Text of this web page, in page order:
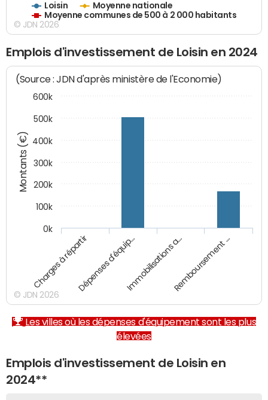
Loisin
Moyenne nationale
Moyenne communes de 500 à 2 000 habitants
© JDN 2026
Emplois d'investissement de Loisin en 2024
Montants (€)
(Source : JDN d'après ministère de l'Economie)
Charges à répartirDépenses d'équip…Immobilisations a…Remboursement …
0k
100k
200k
300k
400k
500k
600k
© JDN 2026
Les villes où les dépenses d'équipement sont les plus
élevées
Emplois d'investissement de Loisin en
2024**